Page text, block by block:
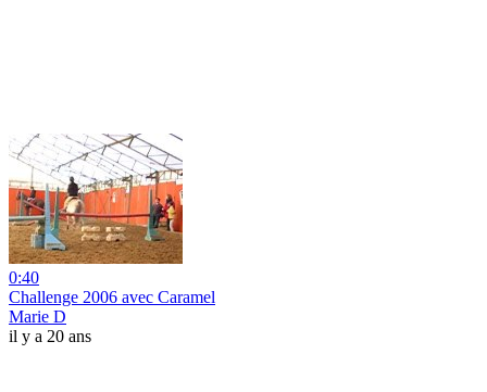
0:40
Challenge 2006 avec Caramel
Marie D
il y a 20 ans